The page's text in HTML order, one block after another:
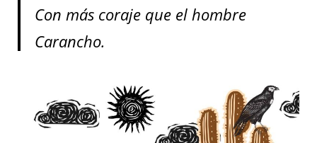
Con más coraje que el hombre
Carancho.